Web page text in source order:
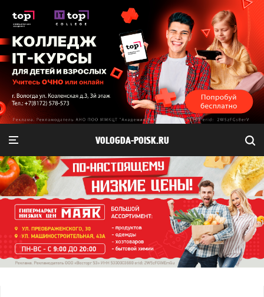
VOLOGDA-POISK.RU